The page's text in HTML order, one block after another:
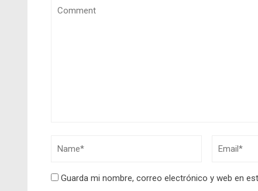
Guarda mi nombre, correo electrónico y web en